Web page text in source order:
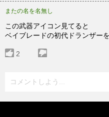
またの名を名無し
この武器アイコン見てると
ベイブレードの初代ドランザー
2
コメントしよう...